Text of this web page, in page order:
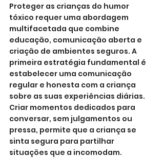
Proteger as crianças do humor
tóxico requer uma abordagem
multifacetada que combine
educação, comunicação aberta e
criação de ambientes seguros. A
primeira estratégia fundamental é
estabelecer uma comunicação
regular e honesta com a criança
sobre as suas experiências diárias.
Criar momentos dedicados para
conversar, sem julgamentos ou
pressa, permite que a criança se
sinta segura para partilhar
situações que a incomodam.